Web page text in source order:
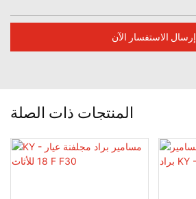
إرسال الاستفسار الآن
المنتجات ذات الصلة